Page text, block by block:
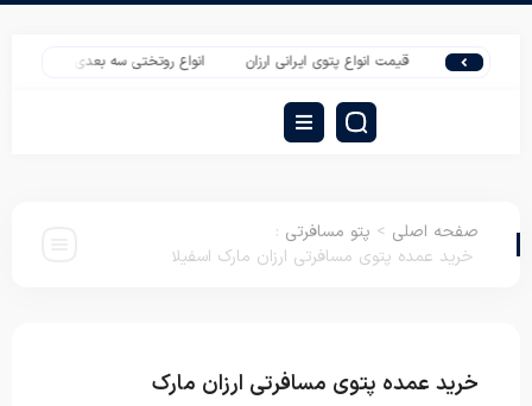
قیمت انواع پتوی ایرانی ارزان انواع روتختی سه بعدی با قیمت مستقیم
صفحه اصلی > پتو مسافرتی :
خرید عمده پتوی مسافرتی ارزان مارک اسفیلا
خرید عمده پتوی مسافرتی ارزان مارک